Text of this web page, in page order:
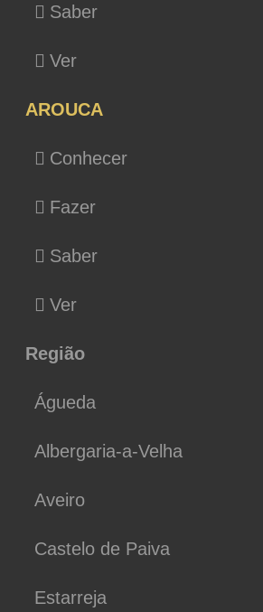
Saber
Ver
AROUCA
Conhecer
Fazer
Saber
Ver
Região
Águeda
Albergaria-a-Velha
Aveiro
Castelo de Paiva
Estarreja